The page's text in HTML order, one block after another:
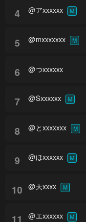
4 @アxxxxxx M
5 @mxxxxxxx M
6 @つxxxxxx
7 @Sxxxxxx M
8 @とxxxxxxx M
9 @ほxxxxxx M
10 @天xxxx M
11 @エxxxxxx M